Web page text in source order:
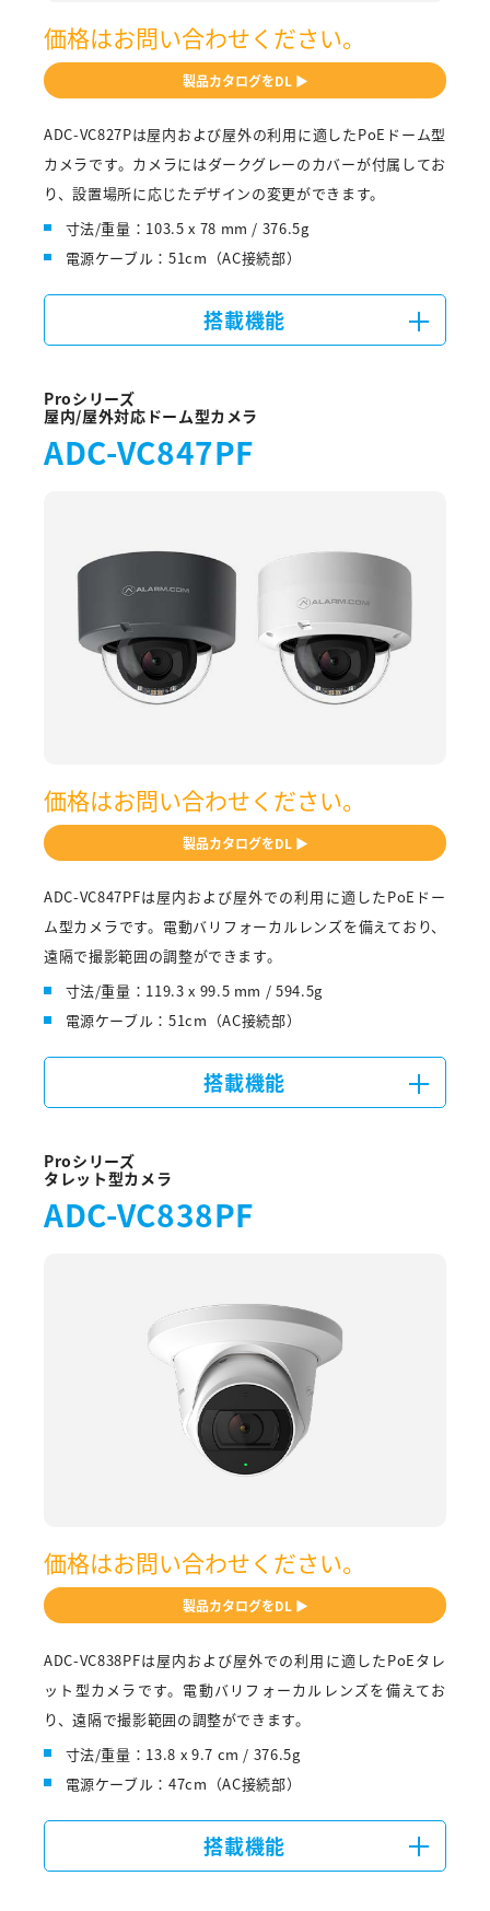
価格はお問い合わせください。
製品カタログをDL ▶
ADC-VC827Pは屋内および屋外の利用に適したPoEドーム型
カメラです。カメラにはダークグレーのカバーが付属してお
り、設置場所に応じたデザインの変更ができます。
寸法/重量：103.5 x 78 mm / 376.5g
電源ケーブル：51cm（AC接続部）
搭載機能
Proシリーズ
屋内/屋外対応ドーム型カメラ
ADC-VC847PF
価格はお問い合わせください。
製品カタログをDL ▶
ADC-VC847PFは屋内および屋外での利用に適したPoEドー
ム型カメラです。電動バリフォーカルレンズを備えており、
遠隔で撮影範囲の調整ができます。
寸法/重量：119.3 x 99.5 mm / 594.5g
電源ケーブル：51cm（AC接続部）
搭載機能
Proシリーズ
タレット型カメラ
ADC-VC838PF
価格はお問い合わせください。
製品カタログをDL ▶
ADC-VC838PFは屋内および屋外での利用に適したPoEタレ
ット型カメラです。電動バリフォーカルレンズを備えてお
り、遠隔で撮影範囲の調整ができます。
寸法/重量：13.8 x 9.7 cm / 376.5g
電源ケーブル：47cm（AC接続部）
搭載機能